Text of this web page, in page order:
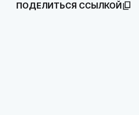
ПОДЕЛИТЬСЯ ССЫЛКОЙ